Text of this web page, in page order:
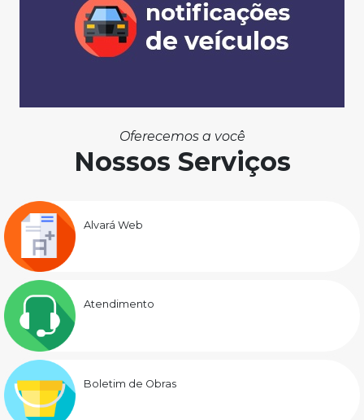
Oferecemos a você
Nossos Serviços
Alvará Web
Atendimento
Boletim de Obras